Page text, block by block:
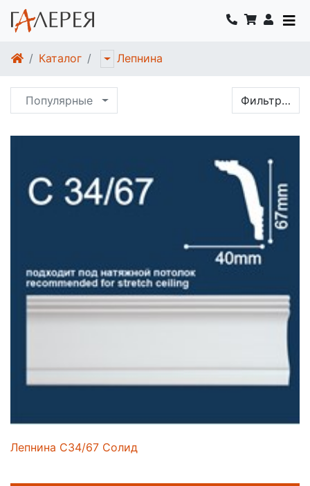
Каталог Лепнина
Популярные Фильтр…
Лепнина C34/67 Солид